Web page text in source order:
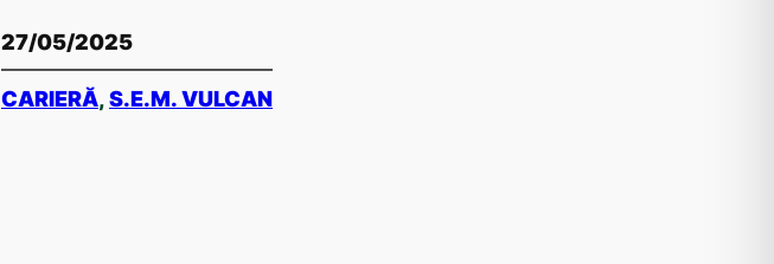
27/05/2025
CARIERĂ, S.E.M. VULCAN